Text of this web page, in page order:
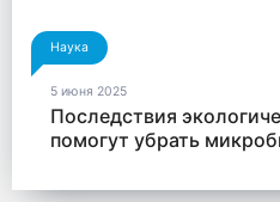
Наука
5 июня 2025
Последствия
помогут убрать